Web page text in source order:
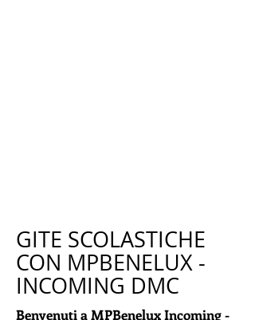
GITE SCOLASTICHE
CON MPBENELUX -
INCOMING DMC
Benvenuti a MPBenelux Incoming -